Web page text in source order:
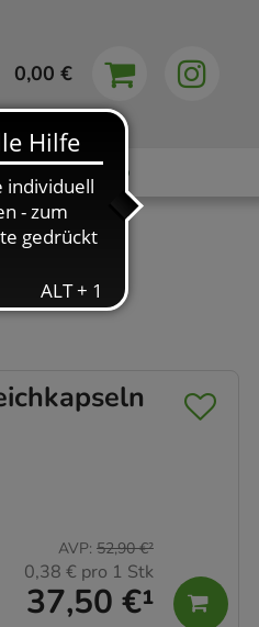
0,00 €
App
37,50 €¹
AVP: 52,90 €²
0,38 € pro 1 Stk